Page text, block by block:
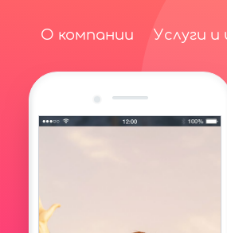
О компании Услуги и